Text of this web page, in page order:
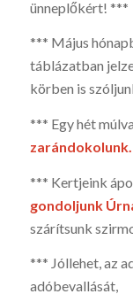
ünneplők­ért! ***
*** Május
táblázat­ban
körben is
*** Egy hét
zarándokolunk.
*** Kertjeink
gondoljunk
szárítsunk
*** Jóllehet, az
adóbevallását,